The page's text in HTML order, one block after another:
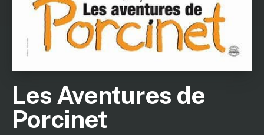
Les Aventures de
Porcinet